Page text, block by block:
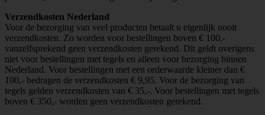
Verzendkosten Nederland
Voor de bezorging van veel producten betaalt u eigenlijk nooit
verzendkosten. Zo worden voor bestellingen boven € 100,-
vanzelfsprekend geen verzendkosten gerekend. Dit geldt overigens
niet voor bestellingen met tegels en alleen voor bezorging binnen
Nederland. Voor bestellingen met een orderwaarde kleiner dan €
100,- bedragen de verzendkosten € 9,95. Voor de bezorging van
tegels gelden verzendkosten van € 35,-. Voor bestellingen met tegels
boven € 350,- worden geen verzendkosten gerekend.